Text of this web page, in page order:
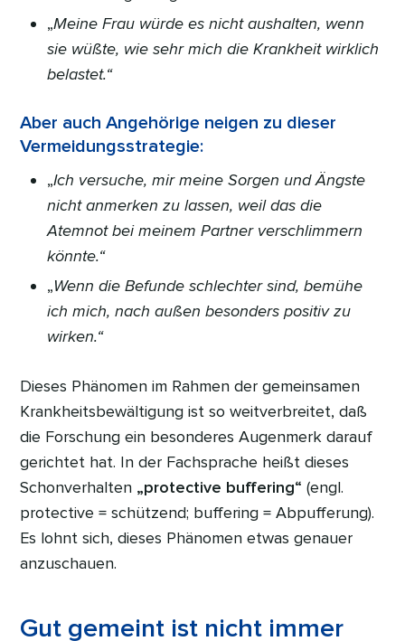
„Meine Frau würde es nicht aushalten, wenn
sie wüßte, wie sehr mich die Krankheit wirklich
belastet.“
Aber auch Angehörige neigen zu dieser
Vermeidungsstrategie:
„Ich versuche, mir meine Sorgen und Ängste
nicht anmerken zu lassen, weil das die
Atemnot bei meinem Partner verschlimmern
könnte.“
„Wenn die Befunde schlechter sind, bemühe
ich mich, nach außen besonders positiv zu
wirken.“
Dieses Phänomen im Rahmen der gemeinsamen
Krankheitsbewältigung ist so weitverbreitet, daß
die Forschung ein besonderes Augenmerk darauf
gerichtet hat. In der Fachsprache heißt dieses
Schonverhalten „protective buffering“ (engl.
protective = schützend; buffering = Abpufferung).
Es lohnt sich, dieses Phänomen etwas genauer
anzuschauen.
Gut gemeint ist nicht immer